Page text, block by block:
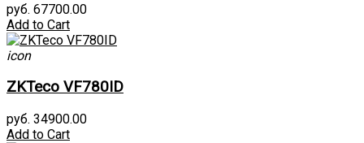
руб. 67700.00
Add to Cart
icon
ZKTeco VF780ID
руб. 34900.00
Add to Cart